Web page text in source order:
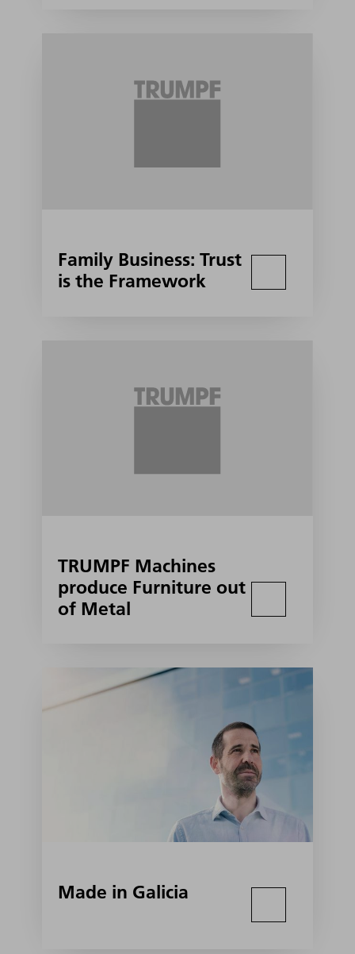
Family Business: Trust
is the Framework
TRUMPF Machines
produce Furniture out
of Metal
Made in Galicia